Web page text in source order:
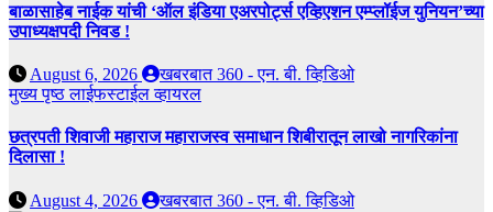
बाळासाहेब नाईक यांची ‘ऑल इंडिया एअरपोर्ट्स एव्हिएशन एम्प्लॉईज युनियन’च्या
उपाध्यक्षपदी निवड !
August 6, 2026
खबरबात 360 - एन. बी. व्हिडिओ
मुख्य पृष्ठलाईफस्टाईलव्हायरल
छत्रपती शिवाजी महाराज महाराजस्व समाधान शिबीरातून लाखो नागरिकांना
दिलासा !
August 4, 2026 खबरबात 360 - एन. बी. व्हिडिओ